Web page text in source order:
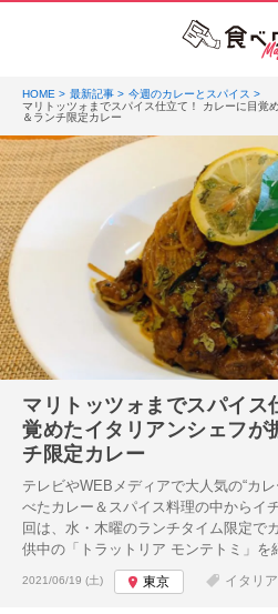
HOME 最新記事
今週のカレーとスパイス
マリトッツォまでスパイス仕立て！ カレーに目覚
＆ランチ限定カレー
マリトッツォまでスパイス
覚めたイタリアンシェフが
チ限定カレー
テレビやWEBメディアで大人気の“カ
べたカレー＆スパイス料理の中からイ
回は、水・木曜のランチタイム限定で
供中の「トラットリア モンテトミ」を
投稿日:
2021/06/19 (土) 東京 イタリ